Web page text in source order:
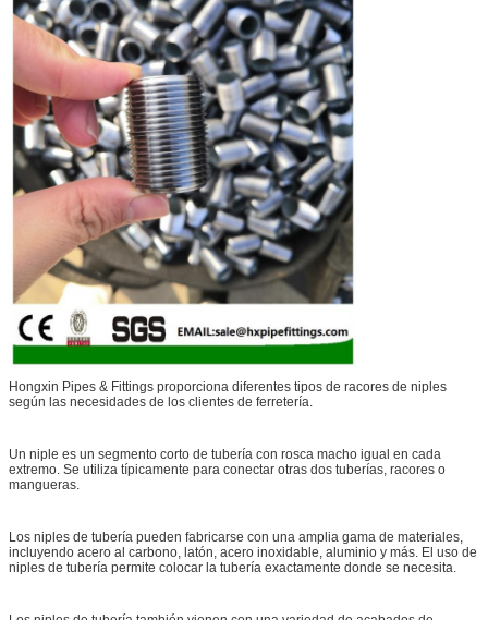
Hongxin Pipes & Fittings proporciona diferentes tipos de racores de niples
según las necesidades de los clientes de ferretería.
Un niple es un segmento corto de tubería con rosca macho igual en cada
extremo. Se utiliza típicamente para conectar otras dos tuberías, racores o
mangueras.
Los niples de tubería pueden fabricarse con una amplia gama de materiales,
incluyendo acero al carbono, latón, acero inoxidable, aluminio y más. El uso de
niples de tubería permite colocar la tubería exactamente donde se necesita.